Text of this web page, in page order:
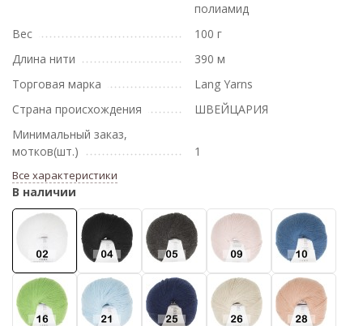
полиамид
Вес
100 г
Длина нити
390 м
Торговая марка
Lang Yarns
Страна происхождения
ШВЕЙЦАРИЯ
Минимальный заказ,
мотков(шт.)
1
Все характеристики
В наличии